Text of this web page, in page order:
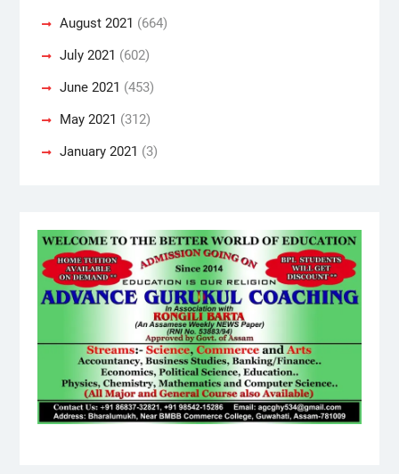
August 2021 (664)
July 2021 (602)
June 2021 (453)
May 2021 (312)
January 2021 (3)